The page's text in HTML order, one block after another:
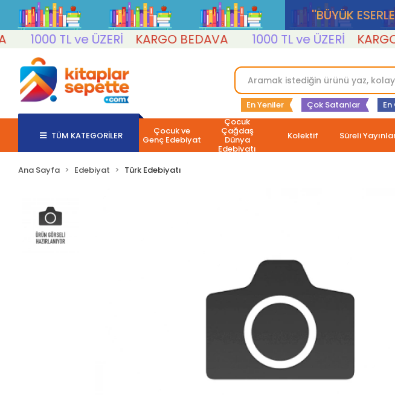
''BÜYÜK
1000 TL ve ÜZERİ
KARGO BEDAVA 1000 TL ve ÜZERİ KARGO
En Yeniler Çok Satanlar
TÜM KATEGORİLER Çocuk ve
Genç Edebiyat
Çocuk
Çağdaş
Dünya
Edebiyatı
Kolektif Süreli
Ana Sayfa Edebiyat Türk Edebiyatı